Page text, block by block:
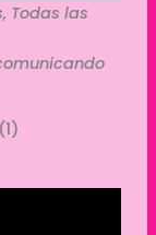
Todas las